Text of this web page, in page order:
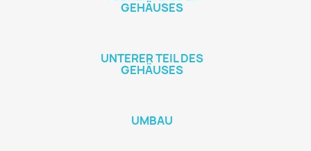
GEHÄUSES
UNTERER TEIL DES
GEHÄUSES
UMBAU